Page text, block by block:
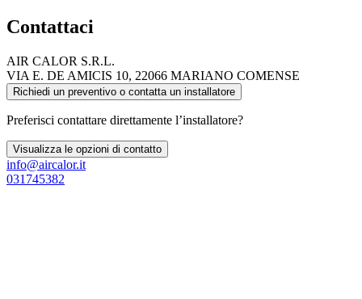
Contattaci
AIR CALOR S.R.L.
VIA E. DE AMICIS 10, 22066 MARIANO COMENSE
Richiedi un preventivo o contatta un installatore
Preferisci contattare direttamente l’installatore?
Visualizza le opzioni di contatto
info@aircalor.it
031745382